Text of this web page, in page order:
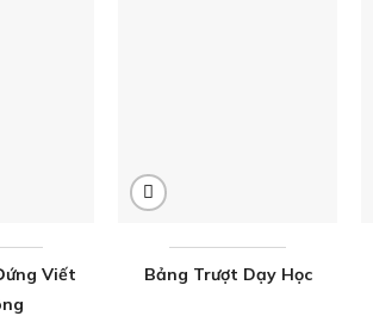
Viết
Bảng Trượt Dạy Học